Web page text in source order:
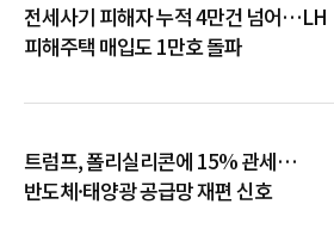
전세사기 피해자 누적 4만건 넘어…LH
피해주택 매입도 1만호 돌파
트럼프, 폴리실리콘에 15% 관세…
반도체·태양광 공급망 재편 신호